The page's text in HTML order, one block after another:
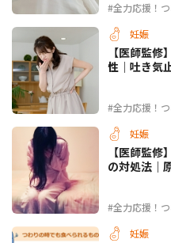
#全力応援！
妊娠
#全力応援！
【医師監
性｜吐き気
妊娠
#全力応援！
【医師監
の対処法｜
妊娠